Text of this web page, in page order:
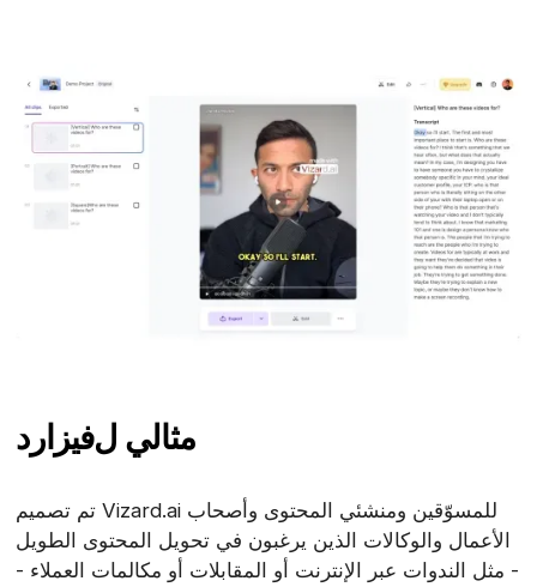
فيزاردمثالي ل
تم تصميم Vizard.ai للمسوّقين ومنشئي المحتوى وأصحاب
الأعمال والوكالات الذين يرغبون في تحويل المحتوى الطويل
- مثل الندوات عبر الإنترنت أو المقابلات أو مكالمات العملاء -